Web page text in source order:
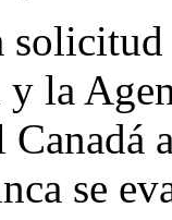
la
Canadá
se